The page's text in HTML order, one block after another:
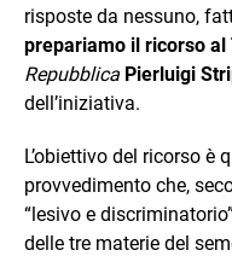
risposte da nessuno,
prepariamo il ricorso al
Repubblica Pierluigi
dell’iniziativa.
L’obiettivo del ricorso è
provvedimento che,
“lesivo e
delle tre materie del